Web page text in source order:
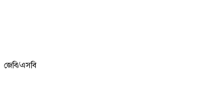
জেবি/এসবি